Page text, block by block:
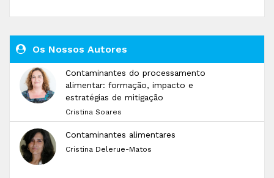
Os Nossos Autores
Contaminantes do processamento
alimentar: formação, impacto e
estratégias de mitigação
Cristina Soares
Contaminantes alimentares
Cristina Delerue-Matos